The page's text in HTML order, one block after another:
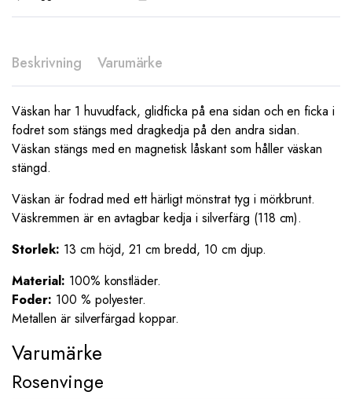
Beskrivning Varumärke
Väskan har 1 huvudfack, glidficka på ena sidan och en ficka i
fodret som stängs med dragkedja på den andra sidan.
Väskan stängs med en magnetisk låskant som håller väskan
stängd.
Väskan är fodrad med ett härligt mönstrat tyg i mörkbrunt.
Väskremmen är en avtagbar kedja i silverfärg (118 cm).
Storlek: 13 cm höjd, 21 cm bredd, 10 cm djup.
Material: 100% konstläder.
Foder: 100 % polyester.
Metallen är silverfärgad koppar.
Varumärke
Rosenvinge